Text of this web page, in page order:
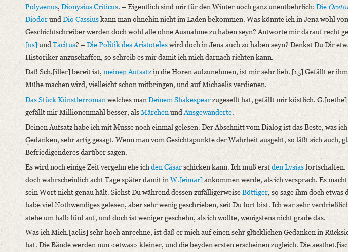
Polyaenus, Dionysius Criticus. – Eigentlich sind mir für den Winter noch ganz unentbehrlich: Die
Diodorund Dio Cassiuskann man ohnehin nicht im Laden bekommen. Was könnte ich in Jena wohl
Geschichtschreiber werden doch wohl alle ohne Ausnahme zu haben seyn? Antworte mir darauf recht
[us]undTacitus? –Die Politikdes Aristoteleswird doch in Jena auch zu haben seyn? Denkst Du Dir
Historiker anzuschaffen, so schreib es mir damit ich mich darnach richten kann.
Daß Sch.[iller] bereit ist, meinen Aufsatzin die Horen aufzunehmen, ist mir sehr lieb. [15] Gefällt er
Mühe machen wird, vielleicht schon mitbringen, und auf Michaelis verdienen.
Das Stück Künstlerromanwelches man DeinemShakespearzugesellt hat, gefällt mir köstlich.
gefällt mir Millionenmahl besser, alsMärchenund Ausgewanderte.
Deinen Aufsatz habe ich mit Musse noch einmal gelesen. Der Abschnitt vom Dialog ist das Beste, was
Gedanken, sehr artig gesagt. Wenn man vom Gesichtspunkte der Wahrheit ausgeht, so läßt sich auch,
Befriedigenderes darüber sagen.
Es wird noch einige Zeit vergehn ehe ich den Cäsarschicken kann. Ich muß erstden Lysiasfortschaffen.
doch wahrscheinlich acht Tage später damit in W.[eimar]ankommen werde, als ich versprach. Es
sein Wort nicht genau hält. Siehst Du während dessen zufälligerweiseBöttiger, so sage ihm doch
habe viel Nothwendiges gelesen, aber sehr wenig geschrieben, seit Du fort bist. Ich war sehr
stehe um halb fünf auf, und doch ist weniger geschehn, als ich wollte, wenigstens nicht grade das.
Was ich Mich.[aelis] sehr hoch anrechne, ist daß er mich auf einen sehr glücklichen Gedanken in
hat. Die Bände werden nun <etwas> kleiner, und die beyden ersten erscheinen zugleich. Die